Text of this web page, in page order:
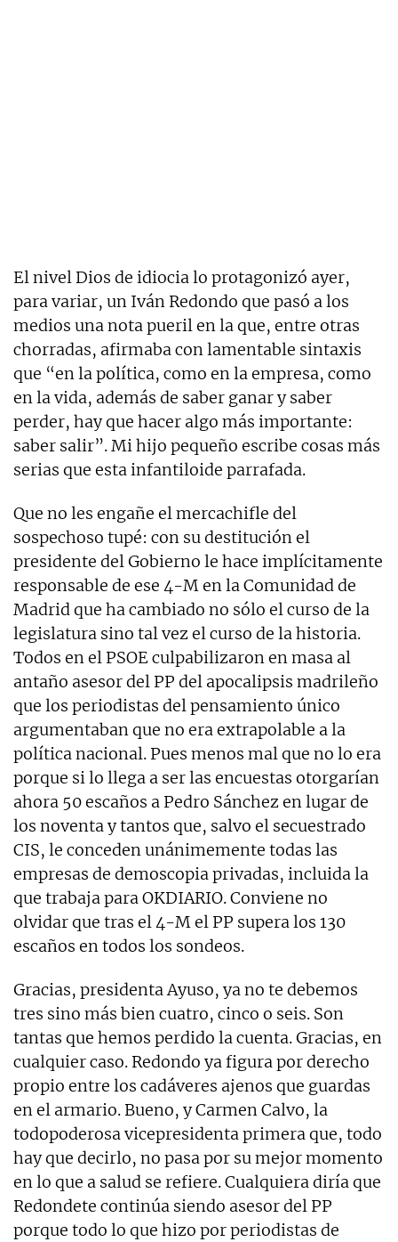
El nivel Dios de idiocia lo protagonizó ayer,
para variar, un Iván Redondo que pasó a los
medios una nota pueril en la que, entre otras
chorradas, afirmaba con lamentable sintaxis
que “en la política, como en la empresa, como
en la vida, además de saber ganar y saber
perder, hay que hacer algo más importante:
saber salir”. Mi hijo pequeño escribe cosas más
serias que esta infantiloide parrafada.
Que no les engañe el mercachifle del
sospechoso tupé: con su destitución el
presidente del Gobierno le hace implícitamente
responsable de ese 4-M en la Comunidad de
Madrid que ha cambiado no sólo el curso de la
legislatura sino tal vez el curso de la historia.
Todos en el PSOE culpabilizaron en masa al
antaño asesor del PP del apocalipsis madrileño
que los periodistas del pensamiento único
argumentaban que no era extrapolable a la
política nacional. Pues menos mal que no lo era
porque si lo llega a ser las encuestas otorgarían
ahora 50 escaños a Pedro Sánchez en lugar de
los noventa y tantos que, salvo el secuestrado
CIS, le conceden unánimemente todas las
empresas de demoscopia privadas, incluida la
que trabaja para OKDIARIO. Conviene no
olvidar que tras el 4-M el PP supera los 130
escaños en todos los sondeos.
Gracias, presidenta Ayuso, ya no te debemos
tres sino más bien cuatro, cinco o seis. Son
tantas que hemos perdido la cuenta. Gracias, en
cualquier caso. Redondo ya figura por derecho
propio entre los cadáveres ajenos que guardas
en el armario. Bueno, y Carmen Calvo, la
todopoderosa vicepresidenta primera que, todo
hay que decirlo, no pasa por su mejor momento
en lo que a salud se refiere. Cualquiera diría que
Redondete continúa siendo asesor del PP
porque todo lo que hizo por periodistas de